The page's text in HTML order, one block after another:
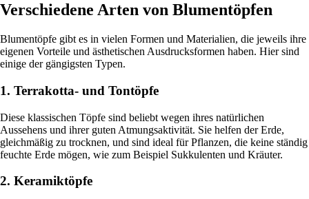
Verschiedene Arten von Blumentöpfen
Blumentöpfe gibt es in vielen Formen und Materialien, die jeweils ihre
eigenen Vorteile und ästhetischen Ausdrucksformen haben. Hier sind
einige der gängigsten Typen.
1. Terrakotta- und Tontöpfe
Diese klassischen Töpfe sind beliebt wegen ihres natürlichen
Aussehens und ihrer guten Atmungsaktivität. Sie helfen der Erde,
gleichmäßig zu trocknen, und sind ideal für Pflanzen, die keine ständig
feuchte Erde mögen, wie zum Beispiel Sukkulenten und Kräuter.
2. Keramiktöpfe